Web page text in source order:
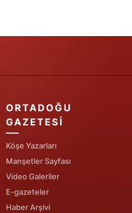
ORTADOĞU
GAZETESI
Köşe Yazarları
Manşetler Sayfası
Video Galeriler
E-gazeteler
Haber Arşivi